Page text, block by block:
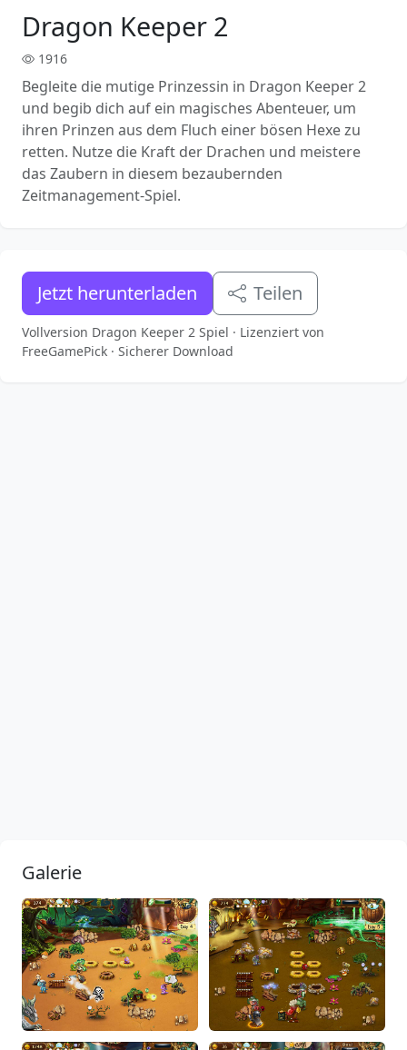
Dragon Keeper 2
1916
Begleite die mutige Prinzessin in Dragon Keeper 2
und begib dich auf ein magisches Abenteuer, um
ihren Prinzen aus dem Fluch einer bösen Hexe zu
retten. Nutze die Kraft der Drachen und meistere
das Zaubern in diesem bezaubernden
Zeitmanagement-Spiel.
Jetzt herunterladen Teilen
Vollversion Dragon Keeper 2 Spiel · Lizenziert von
FreeGamePick · Sicherer Download
Galerie